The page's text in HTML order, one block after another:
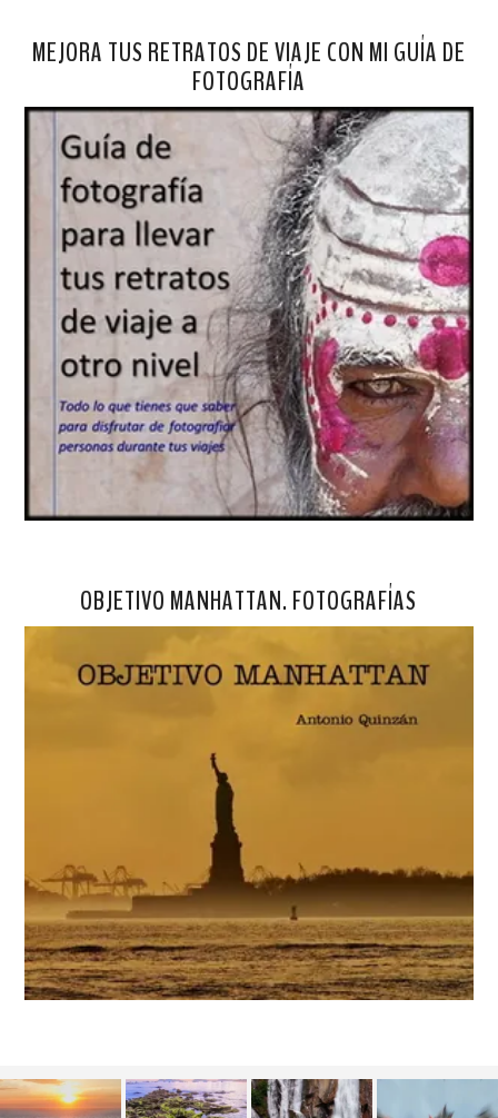
MEJORA TUS RETRATOS DE VIAJE CON MI GUÍA DE
FOTOGRAFÍA
OBJETIVO MANHATTAN. FOTOGRAFÍAS